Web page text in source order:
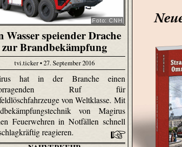
Foto: CNH
Wasser speiender Drache
zur Brandbekämpfung
tvi.ticker • 27. September 2016
hat in der Branche einen
Ruf für
von Weltklasse. Mit
von Magirus
Feuerwehren in Notfällen schnell
reagieren.